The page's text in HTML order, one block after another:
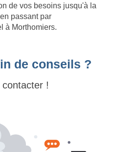
de vos besoins jusqu'à la
passant par
à Morthomiers.
de conseils ?
!